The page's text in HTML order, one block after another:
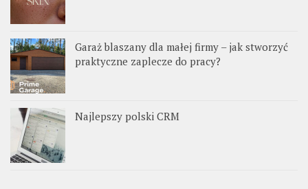
Garaż blaszany dla małej firmy – jak stworzyć
praktyczne zaplecze do pracy?
Najlepszy polski CRM